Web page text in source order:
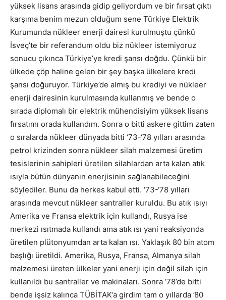
yüksek lisans arasında gidip geliyordum ve bir fırsat çıktı
karşıma benim mezun olduğum sene Türkiye Elektrik
Kurumunda nükleer enerji dairesi kurulmuştu çünkü
İsveç’te bir referandum oldu biz nükleer istemiyoruz
sonucu çıkınca Türkiye’ye kredi şansı doğdu. Çünkü bir
ülkede çöp haline gelen bir şey başka ülkelere kredi
şansı doğuruyor. Türkiye’de almış bu krediyi ve nükleer
enerji dairesinin kurulmasında kullanmış ve bende o
sırada diplomalı bir elektrik mühendisiyim yüksek lisans
fırsatımı orada kullandım. Sonra o bitti askere gittim zaten
o sıralarda nükleer dünyada bitti ‘73-‘78 yılları arasında
petrol krizinden sonra nükleer silah malzemesi üretim
tesislerinin sahipleri üretilen silahlardan arta kalan atık
ısıyla bütün dünyanın enerjisinin sağlanabileceğini
söylediler. Bunu da herkes kabul etti. ‘73-‘78 yılları
arasında mevcut nükleer santraller kuruldu. Bu atık ısıyı
Amerika ve Fransa elektrik için kullandı, Rusya ise
merkezi ısıtmada kullandı ama atık ısı yani reaksiyonda
üretilen plütonyumdan arta kalan ısı. Yaklaşık 80 bin atom
başlığı üretildi. Amerika, Rusya, Fransa, Almanya silah
malzemesi üreten ülkeler yani enerji için değil silah için
kullanıldı bu santraller ve makinaları. Sonra ‘78’de bitti
bende işsiz kalınca TÜBİTAK’a girdim tam o yıllarda ’80